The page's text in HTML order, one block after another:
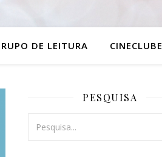
DE LEITURA CINECLUBE
PESQUISA